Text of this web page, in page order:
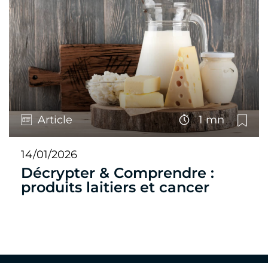
Article 1 mn
14/01/2026
Décrypter & Comprendre :
produits laitiers et cancer